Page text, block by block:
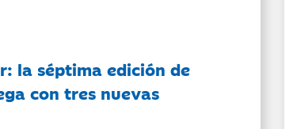
la séptima edición de
con tres nuevas